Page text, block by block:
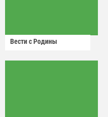
Вести с Родины